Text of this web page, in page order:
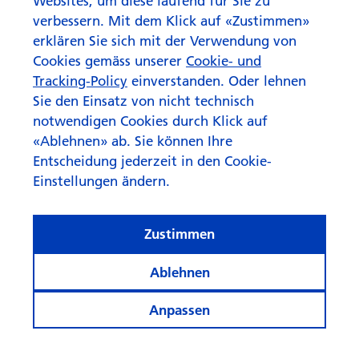
verbessern. Mit dem Klick auf «Zustimmen»
erklären Sie sich mit der Verwendung von
Cookies gemäss unserer Cookie- und
Tracking-Policy einverstanden. Oder lehnen
Sie den Einsatz von nicht technisch
notwendigen Cookies durch Klick auf
«Ablehnen» ab. Sie können Ihre
Entscheidung jederzeit in den Cookie-
Einstellungen ändern.
Anpassen
Ablehnen
Zustimmen